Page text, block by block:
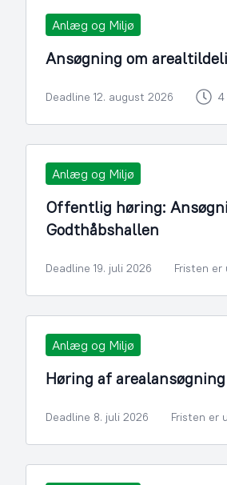
Anlæg og Miljø
Ansøgning om
Deadline 12. august 2026 4
Anlæg og Miljø
Offentlig høring:
Godthåbshallen
Deadline 19. juli 2026 Fristen er
Anlæg og Miljø
Høring af
Deadline 8. juli 2026 Fristen er